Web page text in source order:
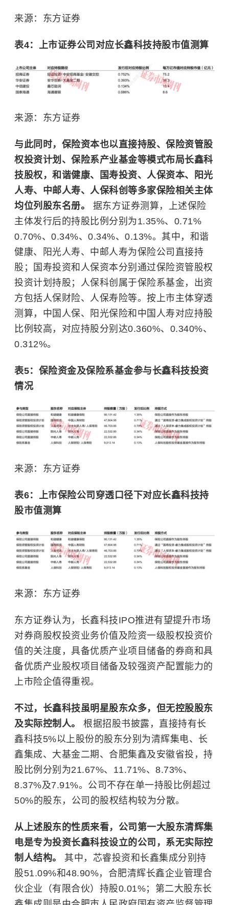
来源：东方证券
表4：上市证券公司对应长鑫科技持股市值测算
来源：东方证券
与此同时，保险资本也以直接持股、保险资管股
权投资计划、保险系产业基金等模式布局长鑫科
技股权，和谐健康、国寿投资、人保资本、阳光
人寿、中邮人寿、人保科创等多家保险相关主体
均位列股东名册。
据东方证券测算，上述保险
主体发行后的持股比例分别为1.35%、0.71%
0.70%、0.34%、0.34%、0.13%。其中，和谐
健康、阳光人寿、中邮人寿为保险公司直接持
股；国寿投资和人保资本分别通过保险资管股权
投资计划持股；人保科创属于保险系基金，出资
方包括人保财险、人保寿险等。按上市主体穿透
测算，中国人保、阳光保险和中国人寿对应持股
比例较高，对应持股分别达0.360%、0.340%、
0.312%。
表5：保险资金及保险系基金参与长鑫科技投资
情况
来源：东方证券
表6：上市保险公司穿透口径下对应长鑫科技持
股市值测算
来源：东方证券
东方证券认为，长鑫科技IPO推进有望提升市场
对券商股权投资业务价值及险资一级股权投资价
值的关注度，具备优质产业项目储备的券商和具
备优质产业股权项目储备及较强资产配置能力的
上市险企值得重视。
不过，长鑫科技虽明星股东众多，但无控股股东
及实际控制人。
根据招股书披露，直接持有长
鑫科技5%以上股份的股东分别为清辉集电、长
鑫集成、大基金二期、合肥集鑫及安徽省投，持
股比例分别为21.67%、11.71%、8.73%、
8.37%及7.91%。公司不存在单一持股比例超过
50%的股东，公司的股权结构较为分散。
从上述股东的性质来看，公司第一大股东清辉集
电是专为投资长鑫科技设立的公司，系无实际控
制人结构。
其中，芯睿投资和长鑫集成分别持
股51.09%和48.90%，合肥清辉长鑫企业管理合
伙企业（有限合伙）持股0.01%；第二大股东长